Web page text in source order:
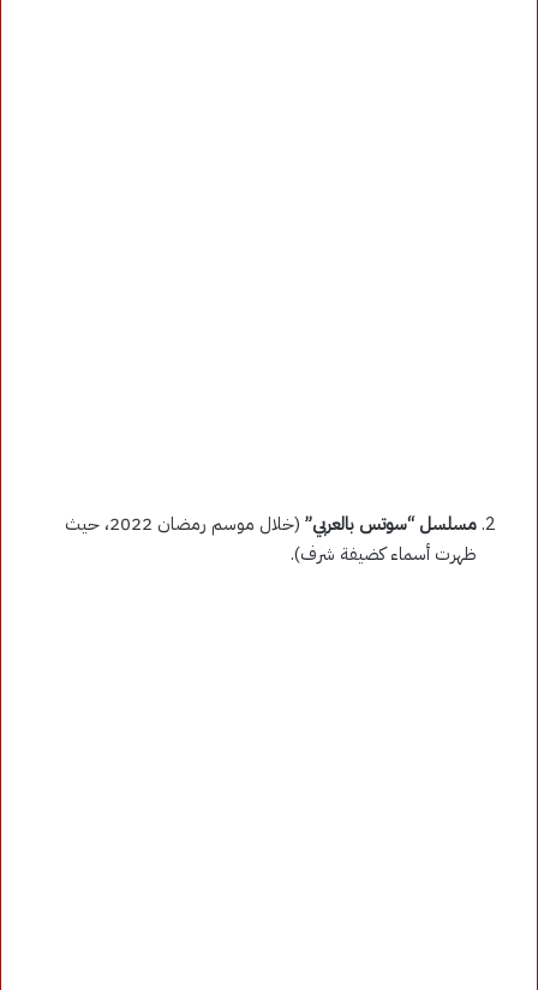
مسلسل “سوتس بالعربي”
(خلال موسم رمضان 2022، حيث
ظهرت أسماء كضيفة شرف).